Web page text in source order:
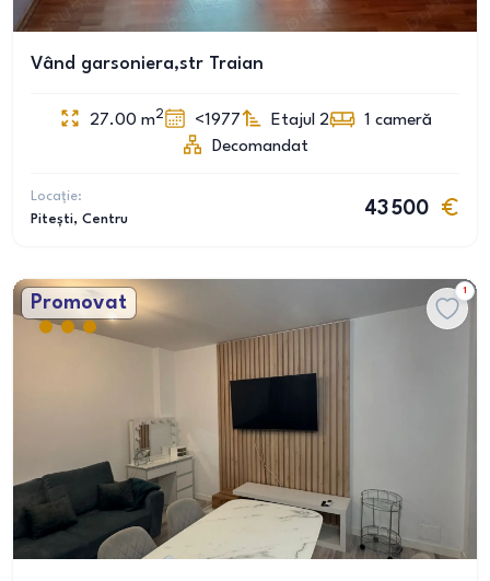
Vând garsoniera,str Traian
27.00 m2 <1977 Etajul 2 1 cameră
Decomandat
Locație:
Pitești, Centru
43 500
Promovat
1